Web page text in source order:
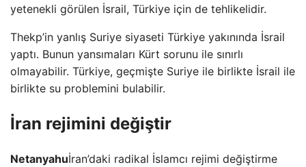
yetenekli görülen İsrail, Türkiye için de tehlikelidir.
Thekp’in yanlış Suriye siyaseti Türkiye yakınında İsrail
yaptı. Bunun yansımaları Kürt sorunu ile sınırlı
olmayabilir. Türkiye, geçmişte Suriye ile birlikte İsrail ile
birlikte su problemini bulabilir.
İran rejimini değiştir
Netanyahuİran’daki radikal İslamcı rejimi değiştirme